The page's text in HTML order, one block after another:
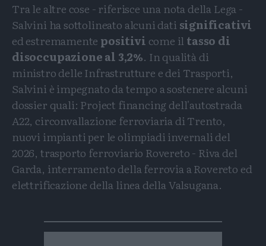
Tra le altre cose - riferisce una nota della Lega -
Salvini ha sottolineato alcuni dati significativi
ed estremamente positivi come il tasso di
disoccupazione al 3,2%. In qualità di
ministro delle Infrastrutture e dei Trasporti,
Salvini è impegnato da tempo a sostenere alcuni
dossier quali: Project financing dell'autostrada
A22, circonvallazione ferroviaria di Trento,
nuovi impianti per le olimpiadi invernali del
2026, trasporto ferroviario Rovereto - Riva del
Garda, interramento della ferrovia a Rovereto ed
elettrificazione della linea della Valsugana.